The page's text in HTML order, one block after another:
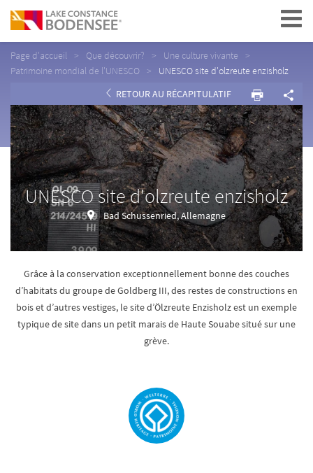
Navigation
Page d'accueil Que découvrir?
Une culture vivante
Patrimoine mondial de l'UNESCO
UNESCO site d'olzreute enzisholz
RETOUR AU RÉCAPITULATIF
UNESCO site d'olzreute enzisholz
Bad Schussenried, Allemagne
Grâce à la conservation exceptionnellement bonne des couches
d’habitats du groupe de Goldberg III, des restes de constructions en
bois et d’autres vestiges, le site d’Ölzreute Enzisholz est un exemple
typique de site dans un petit marais de Haute Souabe situé sur une
grève.